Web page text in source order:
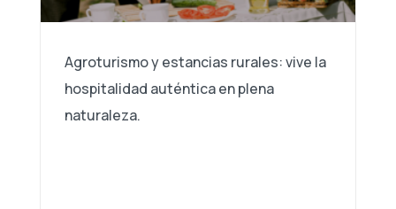
Agroturismo y estancias rurales: vive la
hospitalidad auténtica en plena
naturaleza.